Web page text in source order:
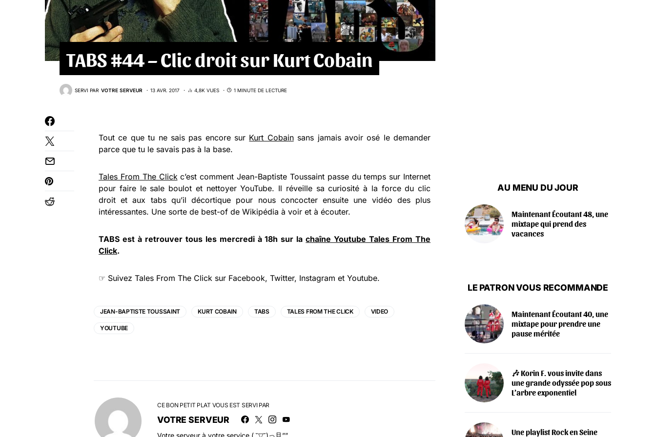
TABS #44 – Clic droit sur Kurt Cobain
SERVI PAR VOTRE SERVEUR 13 AVR. 2017 4,8K VUES 1 MINUTE DE LECTURE
Tout ce que tu ne sais pas encore sur Kurt Cobainsans jamais avoir osé le demander
parce que tu le savais pas à la base.
Tales From The Clickc’est comment Jean-Baptiste Toussaint passe du temps sur Internet
pour faire le sale boulot et nettoyer YouTube. Il réveille sa curiosité à la force du clic
droit et aux tabs qu’il décortique pour nous concocter ensuite une vidéo des plus
intéressantes. Une sorte de best-of de Wikipédia à voir et à écouter.
TABS est à retrouver tous les mercredi à 18h sur lachaîne Youtube Tales From The
Click.
☞ Suivez Tales From The Click sur Facebook, Twitter, Instagram et Youtube.
JEAN-BAPTISTE TOUSSAINT KURT COBAIN TABS TALES FROM THE CLICK VIDEO
YOUTUBE
CE BON PETIT PLAT VOUS EST SERVI PAR
VOTRE SERVEUR
AU MENU DU JOUR
Maintenant Écoutant 48, une
mixtape qui prend des
vacances
LE PATRON VOUS RECOMMANDE
Maintenant Écoutant 40, une
mixtape pour prendre une
pause méritée
🎶 Korin F. vous invite dans
une grande odyssée pop sous
L’arbre exponentiel
Une playlist Rock en Seine